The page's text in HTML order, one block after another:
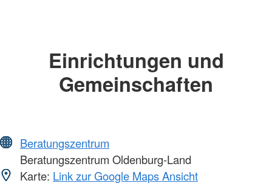
Einrichtungen und
Gemeinschaften
Beratungszentrum
Beratungszentrum Oldenburg-Land
Karte: Link zur Google Maps Ansicht